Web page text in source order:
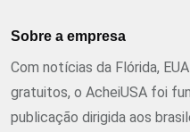
Sobre a empresa
Com notícias da Flórida,
gratuitos, o AcheiUSA foi
publicação dirigida aos